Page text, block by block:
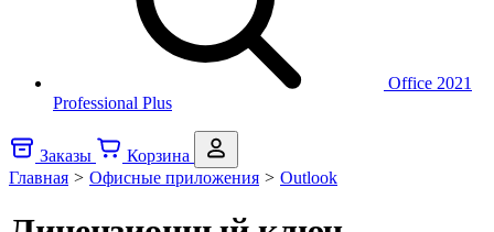
Office 2021
Professional Plus
Заказы
Корзина
Главная > Офисные приложения > Outlook